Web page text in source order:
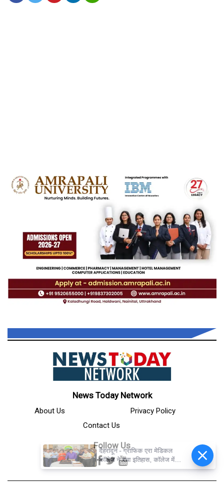
News Today Network
About Us
Privacy Policy
Contact Us
Follow Us
देहरादून - ग्राफिक एरा मेडिकल
कॉलेज ने रचा इतिहास, कॉलेज में
एमबीबीएस की सीटें बढ़कर हुईं 250